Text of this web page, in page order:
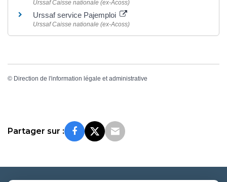
Urssaf Caisse nationale (ex-Acoss)
Urssaf service Pajemploi
Urssaf Caisse nationale (ex-Acoss)
© Direction de l'information légale et administrative
Partager sur :